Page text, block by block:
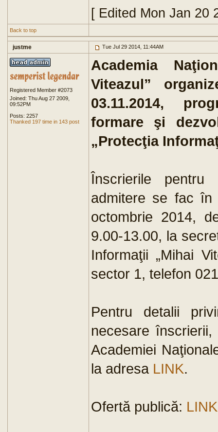
[ Edited Mon Jan 20
Back to top
justme Tue Jul 29 2014, 11:44AM
Registered Member #2073
Joined: Thu Aug 27 2009,
09:52PM
Posts: 2257
Thanked 197 time in 143 post
Academia
Viteazul”
03.11.2014,
formare şi
„Protecţia
Înscrierile
admitere se fac în
octombrie 2014,
9.00-13.00, la
Informaţii „Mihai
sector 1, telefon
Pentru detalii
necesare
Academiei
la adresa LINK.
Ofertă publică: LINK